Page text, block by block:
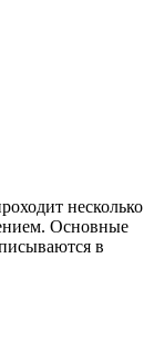
несколько
Основные
в